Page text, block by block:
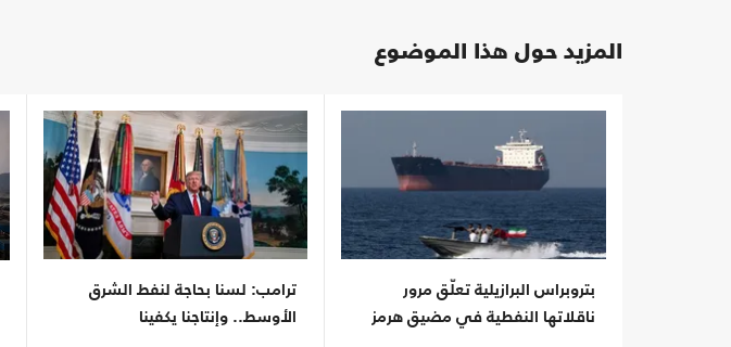
المزيد حول هذا الموضوع
بتروبراس البرازيلية تعلّق مرور
ناقلاتها النفطية في مضيق هرمز
ترامب: لسنا بحاجة لنفط الشرق
الأوسط.. وإنتاجنا يكفينا